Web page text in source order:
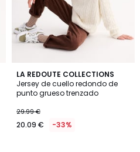
LA REDOUTE COLLECTIONS
Jersey de cuello redondo de
punto grueso trenzado
29.99 €
20.09 € -33%
5
/
5